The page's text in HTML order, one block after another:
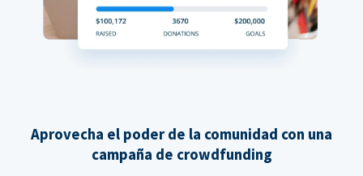
Aprovecha el poder de la comunidad con una
campaña de crowdfunding